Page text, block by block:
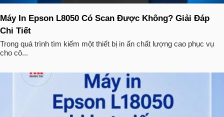
Máy In Epson L8050 Có Scan Được Không? Giải Đáp
Chi Tiết
Trong quá trình tìm kiếm một thiết bị in ấn chất lượng cao phục vụ
cho cô...